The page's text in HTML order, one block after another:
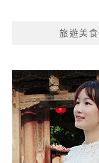
旅遊美